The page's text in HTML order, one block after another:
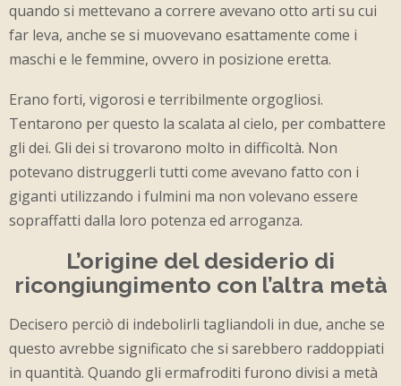
quando si mettevano a correre avevano otto arti su cui
far leva, anche se si muovevano esattamente come i
maschi e le femmine, ovvero in posizione eretta.
Erano forti, vigorosi e terribilmente orgogliosi.
Tentarono per questo la scalata al cielo, per combattere
gli dei. Gli dei si trovarono molto in difficoltà. Non
potevano distruggerli tutti come avevano fatto con i
giganti utilizzando i fulmini ma non volevano essere
sopraffatti dalla loro potenza ed arroganza.
L’origine del desiderio di
ricongiungimento con l’altra metà
Decisero perciò di indebolirli tagliandoli in due, anche se
questo avrebbe significato che si sarebbero raddoppiati
in quantità. Quando gli ermafroditi furono divisi a metà